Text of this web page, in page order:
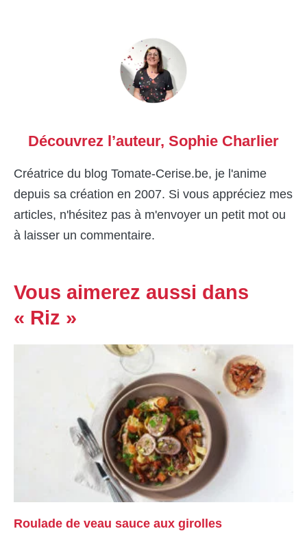
Découvrez l’auteur, Sophie Charlier
Créatrice du blog Tomate-Cerise.be, je l'anime
depuis sa création en 2007. Si vous appréciez mes
articles, n'hésitez pas à m'envoyer un petit mot ou
à laisser un commentaire.
Vous aimerez aussi dans
« Riz »
Roulade de veau sauce aux girolles